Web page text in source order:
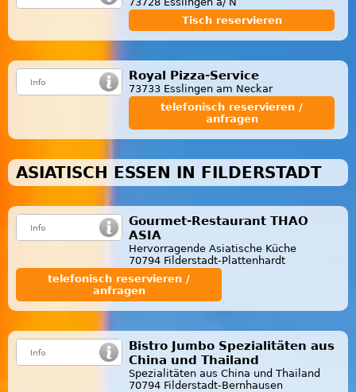
Tisch reservieren
Royal Pizza-Service
73733 Esslingen am Neckar
telefonisch reservieren /
anfragen
ASIATISCH ESSEN IN FILDERSTADT
Gourmet-Restaurant THAO
ASIA
Hervorragende Asiatische Küche
70794 Filderstadt-Plattenhardt
telefonisch reservieren /
anfragen
Bistro Jumbo Spezialitäten aus
China und Thailand
Spezialitäten aus China und Thailand
70794 Filderstadt-Bernhausen